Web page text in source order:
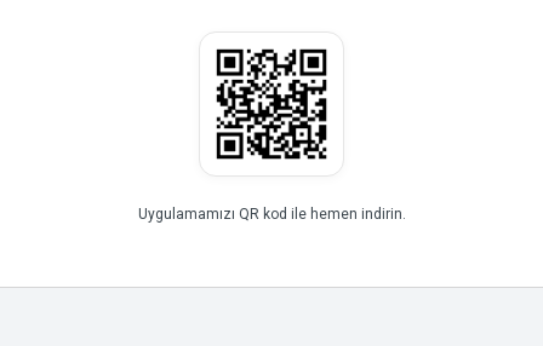
Uygulamamızı QR kod ile hemen indirin.